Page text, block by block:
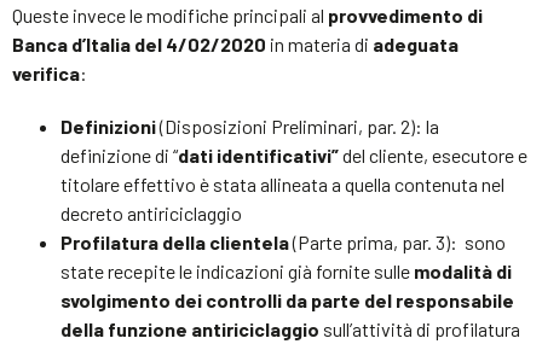
Queste invece le modifiche principali al provvedimento di
Banca d’Italia del 4/02/2020 in materia di adeguata
verifica:
Definizioni(Disposizioni Preliminari, par. 2): la
definizione di “dati identificativi”del cliente, esecutore e
titolare effettivo è stata allineata a quella contenuta nel
decreto antiriciclaggio
Profilatura della clientela(Parte prima, par. 3): sono
state recepite le indicazioni già fornite sulle modalità di
svolgimento dei controlli da parte del responsabile
della funzione antiriciclaggio sull’attività di profilatura